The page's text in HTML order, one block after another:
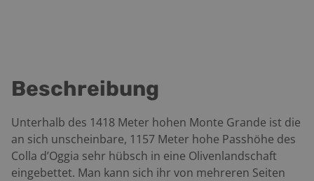
Beschreibung
Unterhalb des 1418 Meter hohen Monte Grande ist die
an sich unscheinbare, 1157 Meter hohe Passhöhe des
Colla d’Oggia sehr hübsch in eine Olivenlandschaft
eingebettet. Man kann sich ihr von mehreren Seiten